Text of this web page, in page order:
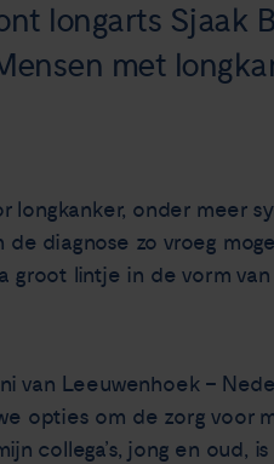
longarts Sjaak
met
longkanker, onder meer
diagnose zo vroeg
groot lintje in de vorm
van Leeuwenhoek –
opties om de zorg voor
collega’s, jong en oud,